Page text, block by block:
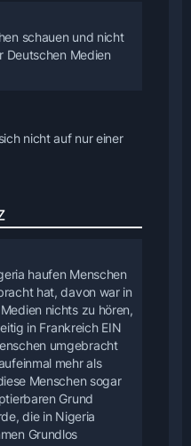
schauen und nicht
Deutschen Medien
nicht auf nur einer
haufen Menschen
hat, davon war in
nichts zu hören,
in Frankreich EIN
umgebracht
mehr als
Menschen sogar
Grund
die in Nigeria
Grundlos